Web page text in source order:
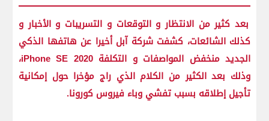
بعد كثير من الانتظار و التوقعات و التسريبات و الأخبار و
كذلك الشائعات، كشفت شركة آبل أخيرا عن هاتفها الذكي
الجديد منخفض المواصفات و التكلفة iPhone SE 2020،
وذلك بعد الكثير من الكلام الذي راج مؤخرا حول إمكانية
تأجيل إطلاقه بسبب تفشي وباء فيروس كورونا.